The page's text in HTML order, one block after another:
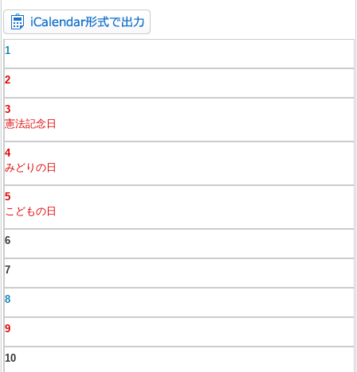
1
2
3
憲法記念日
4
みどりの日
5
こどもの日
6
7
8
9
10